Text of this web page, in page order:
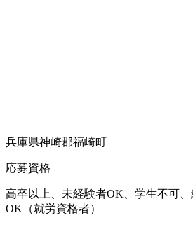
兵庫県神崎郡福崎町
応募資格
高卒以上、未経験者OK、学生不可
OK（就労資格者）